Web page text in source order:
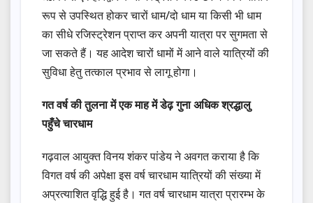
रूप से उपस्थित होकर चारों धाम/दो धाम या किसी भी धाम
का सीधे रजिस्ट्रेशन प्राप्त कर अपनी यात्रा पर सुगमता से
जा सकते हैं। यह आदेश चारों धामों में आने वाले यात्रियों की
सुविधा हेतु तत्काल प्रभाव से लागू होगा।
गत वर्ष की तुलना में एक माह में डेढ़ गुना अधिक श्रद्धालु
पहुँचे चारधाम
गढ़वाल आयुक्त विनय शंकर पांडेय ने अवगत कराया है कि
विगत वर्ष की अपेक्षा इस वर्ष चारधाम यात्रियों की संख्या में
अप्रत्याशित वृद्धि हुई है। गत वर्ष चारधाम यात्रा प्रारम्भ के